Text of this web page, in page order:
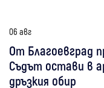
06 авг
От Благоевград
Съдът остави в
дръзкия обир